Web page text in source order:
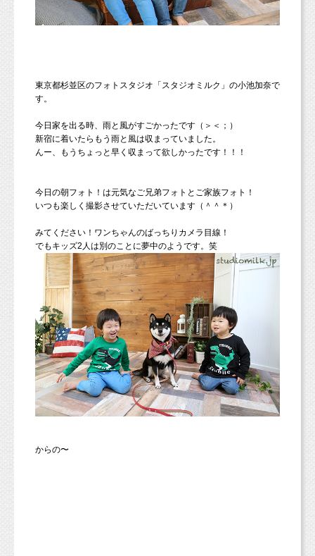
東京都杉並区のフォトスタジオ「スタジオミルク」の小池加奈で
す。
今日家を出る時、雨と風がすごかったです（＞＜；）
新宿に着いたらもう雨と風は収まっていました。
んー、もうちょっと早く収まって欲しかったです！！！
今日の朝フォト！は元気なご兄弟フォトとご家族フォト！
いつも楽しく撮影させていただいています（＾＾＊）
みてください！ワンちゃんのばっちりカメラ目線！
でもキッズ2人は別のことに夢中のようです。笑
からの〜